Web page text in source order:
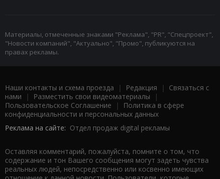
Материалы, отмеченные знаками "Реклама", "PR", "Спецпроект",
"Новости компаний", "Актуально", "Промо", публикуются на
правах рекламы.
Наши контакты и схема проезда | Редакция | Связаться с
нами | Разместить свои видеоматериалы |
Пользовательское Соглашение |
Политика в сфере
конфиденциальности и персональных данных
Реклама на сайте: Отдел продаж digital рекламы
Оставляя комментарий, пожалуйста, помните о том, что
содержание и тон Вашего сообщения могут задеть чувства
реальных людей, непосредственно или косвенно имеющих